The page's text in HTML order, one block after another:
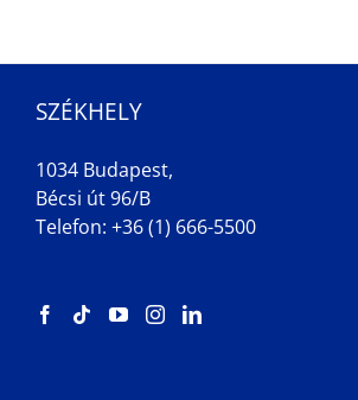
SZÉKHELY
1034 Budapest,
Bécsi út 96/B
Telefon: +36 (1) 666-5500